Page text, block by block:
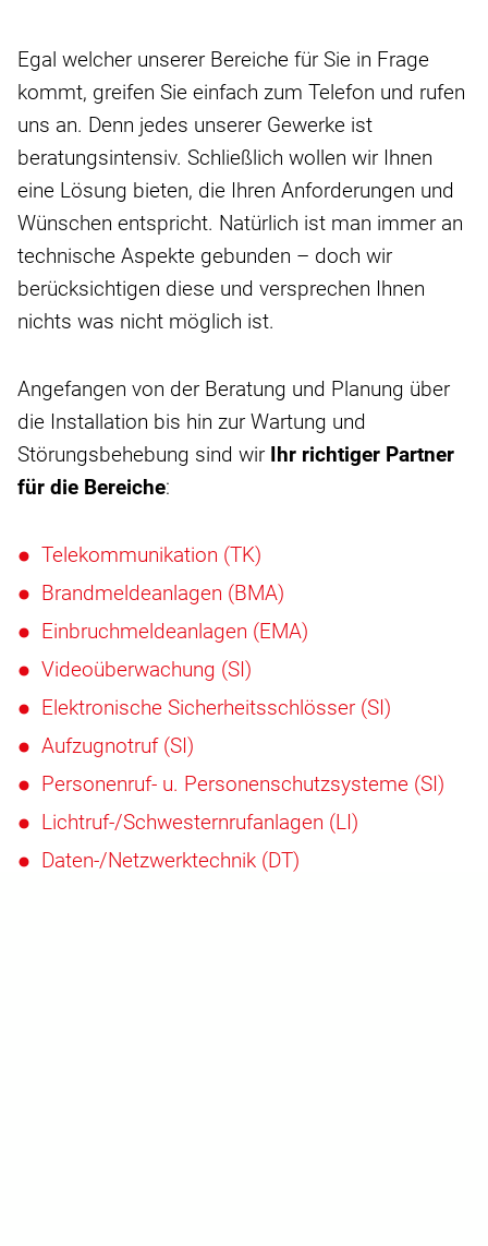
Egal welcher unserer Bereiche für Sie in Frage
kommt, greifen Sie einfach zum Telefon und rufen
uns an. Denn jedes unserer Gewerke ist
beratungsintensiv. Schließlich wollen wir Ihnen
eine Lösung bieten, die Ihren Anforderungen und
Wünschen entspricht. Natürlich ist man immer an
technische Aspekte gebunden – doch wir
berücksichtigen diese und versprechen Ihnen
nichts was nicht möglich ist.
Angefangen von der Beratung und Planung über
die Installation bis hin zur Wartung und
Störungsbehebung sind wir Ihr richtiger Partner
für die Bereiche:
Telekommunikation (TK)
Brandmeldeanlagen (BMA)
Einbruchmeldeanlagen (EMA)
Videoüberwachung (SI)
Elektronische Sicherheitsschlösser (SI)
Aufzugnotruf (SI)
Personenruf- u. Personenschutzsysteme (SI)
Lichtruf-/Schwesternrufanlagen (LI)
Daten-/Netzwerktechnik (DT)